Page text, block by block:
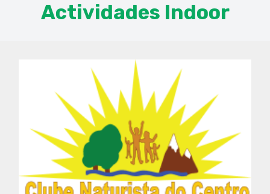
Actividades Indoor